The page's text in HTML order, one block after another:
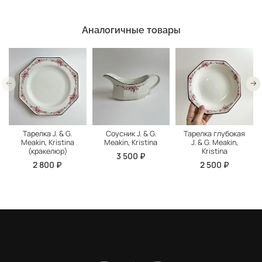
Аналогичные товары
Тарелка J. & G.
Meakin, Kristina
(кракелюр)
2 800 ₽
Соусник J. & G.
Meakin, Kristina
3 500 ₽
Тарелка глубокая
J. & G. Meakin,
Kristina
2 500 ₽